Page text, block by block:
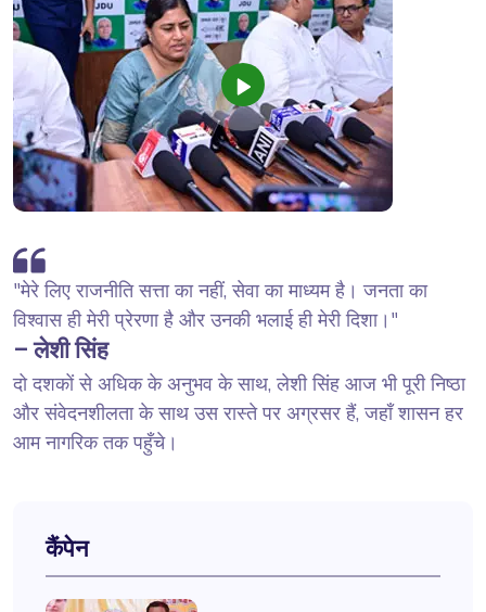
"मेरे लिए राजनीति सत्ता का नहीं, सेवा का माध्यम है। जनता का
विश्वास ही मेरी प्रेरणा है और उनकी भलाई ही मेरी दिशा।"
– लेशी सिंह
दो दशकों से अधिक के अनुभव के साथ, लेशी सिंह आज भी पूरी निष्ठा
और संवेदनशीलता के साथ उस रास्ते पर अग्रसर हैं, जहाँ शासन हर
आम नागरिक तक पहुँचे।
कैंपेन